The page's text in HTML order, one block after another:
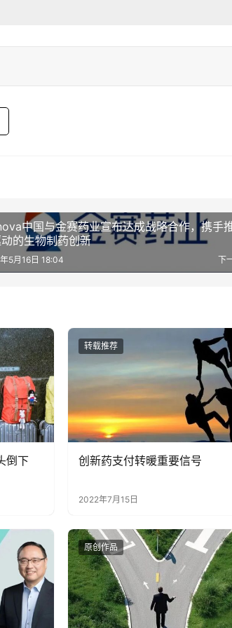
中国与金赛药业宣布达成战略合作，携手
的生物制药创新
下
5月16日 18:04
倒下
转载推荐
创新药支付转暖重要信号
2022年7月15日
原创作品